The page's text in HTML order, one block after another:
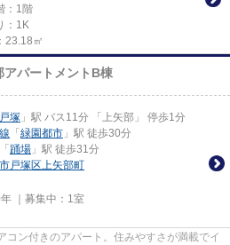
：1階
：1K
23.18㎡
アパートメントB棟
戸塚 」駅 バス11分 「上矢部」 停歩1分
「 緑園都市 」駅 徒歩30分
「 踊場 」駅 徒歩31分
戸塚区上矢部町
｜募集中： 1室
コン付きのアパート。住みやすさが満載でイ